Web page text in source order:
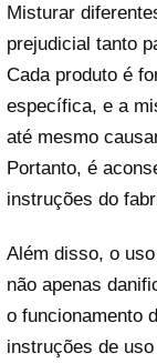
Misturar
prejudicial tanto
Cada produto é
específica, e a
até mesmo
Portanto, é
instruções do
Além disso, o
não apenas
o funcionamento
instruções de